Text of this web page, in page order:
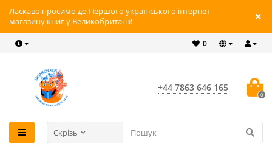
Ласкаво просимо до Першого українського інтернет-
магазину книг у Великобританії!
0
+44 7863 646 165
0
Скрізь